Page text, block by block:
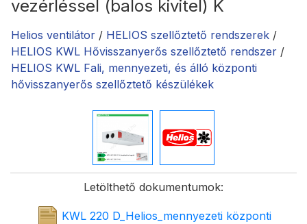
vezérléssel (balos kivitel) K
Helios ventilátor / HELIOS szellőztető rendszerek /
HELIOS KWL Hővisszanyerős szellőztető rendszer /
HELIOS KWL Fali, mennyezeti, és álló központi
hővisszanyerős szellőztető készülékek
Letölthető dokumentumok:
KWL 220 D_Helios_mennyezeti központi